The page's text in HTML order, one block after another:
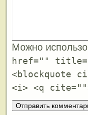
Можно
href=""
<blockquote
<i> <q